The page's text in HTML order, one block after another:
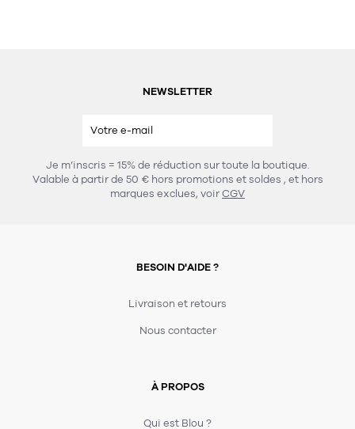
NEWSLETTER
Je m’inscris = 15% de réduction sur toute la boutique.
Valable à partir de 50 € hors promotions et soldes , et hors
marques exclues, voirCGV
BESOIN D'AIDE ?
Livraison et retours
Nous contacter
À PROPOS
Qui est Blou ?